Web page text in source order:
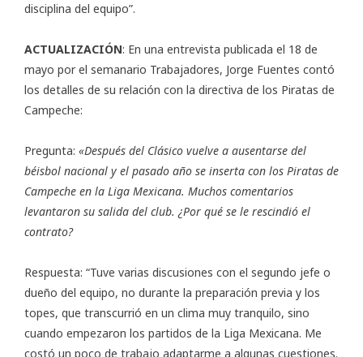
disciplina del equipo”.
ACTUALIZACIÓN: En una entrevista publicada el 18 de
mayo por el semanario Trabajadores, Jorge Fuentes contó
los detalles de su relación con la directiva de los Piratas de
Campeche:
Pregunta: «Después del Clásico vuelve a ausentarse del
béisbol nacional y el pasado año se inserta con los Piratas de
Campeche en la Liga Mexicana. Muchos comentarios
levantaron su salida del club. ¿Por qué se le rescindió el
contrato?
Respuesta: “Tuve varias discusiones con el segundo jefe o
dueño del equipo, no durante la preparación previa y los
topes, que transcurrió en un clima muy tranquilo, sino
cuando empezaron los partidos de la Liga Mexicana. Me
costó un poco de trabajo adaptarme a algunas cuestiones.